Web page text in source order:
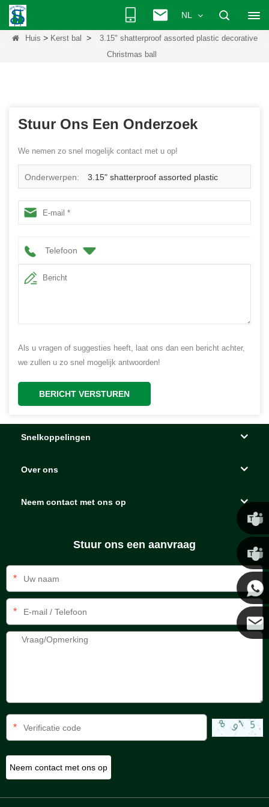
NL
Huis > Kerst bal >
3.15" shatterproof assorted plastic decorative
Christmas ball
Stuur Ons Een Onderzoek
We nemen zo snel mogelijk contact met u op!
Onderwerpen: 3.15" shatterproof assorted plastic
decorative Christmas ball
Telefoon
Als u vragen of suggesties heeft, laat ons dan een bericht achter,
we zullen u zo snel mogelijk antwoorden!
BERICHT VERSTUREN
Snelkoppelingen
Over ons
Neem contact met ons op
Stuur ons een aanvraag
*
*
*
Chris
Kenny